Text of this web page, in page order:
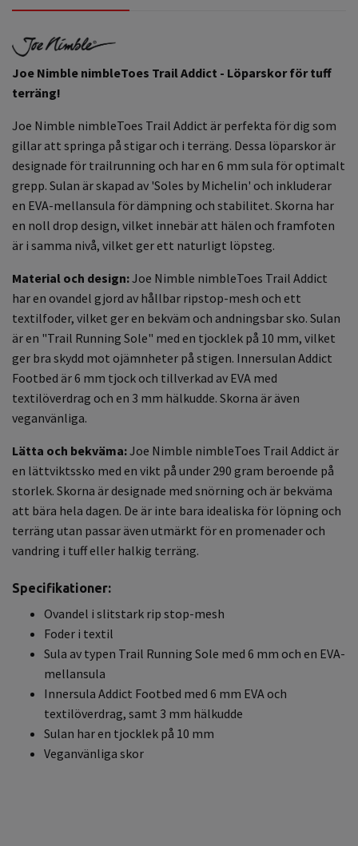
Joe Nimble nimbleToes Trail Addict - Löparskor för tuff
terräng!
Joe Nimble nimbleToes Trail Addict är perfekta för dig som
gillar att springa på stigar och i terräng. Dessa löparskor är
designade för trailrunning och har en 6 mm sula för optimalt
grepp. Sulan är skapad av 'Soles by Michelin' och inkluderar
en EVA-mellansula för dämpning och stabilitet. Skorna har
en noll drop design, vilket innebär att hälen och framfoten
är i samma nivå, vilket ger ett naturligt löpsteg.
Material och design:Joe Nimble nimbleToes Trail Addict
har en ovandel gjord av hållbar ripstop-mesh och ett
textilfoder, vilket ger en bekväm och andningsbar sko. Sulan
är en "Trail Running Sole" med en tjocklek på 10 mm, vilket
ger bra skydd mot ojämnheter på stigen. Innersulan Addict
Footbed är 6 mm tjock och tillverkad av EVA med
textilöverdrag och en 3 mm hälkudde. Skorna är även
veganvänliga.
Lätta och bekväma:Joe Nimble nimbleToes Trail Addict är
en lättviktssko med en vikt på under 290 gram beroende på
storlek. Skorna är designade med snörning och är bekväma
att bära hela dagen. De är inte bara idealiska för löpning och
terräng utan passar även utmärkt för en promenader och
vandring i tuff eller halkig terräng.
Specifikationer:
Ovandel i slitstark rip stop-mesh
Foder i textil
Sula av typen Trail Running Sole med 6 mm och en EVA-
mellansula
Innersula Addict Footbed med 6 mm EVA och
textilöverdrag, samt 3 mm hälkudde
Sulan har en tjocklek på 10 mm
Veganvänliga skor